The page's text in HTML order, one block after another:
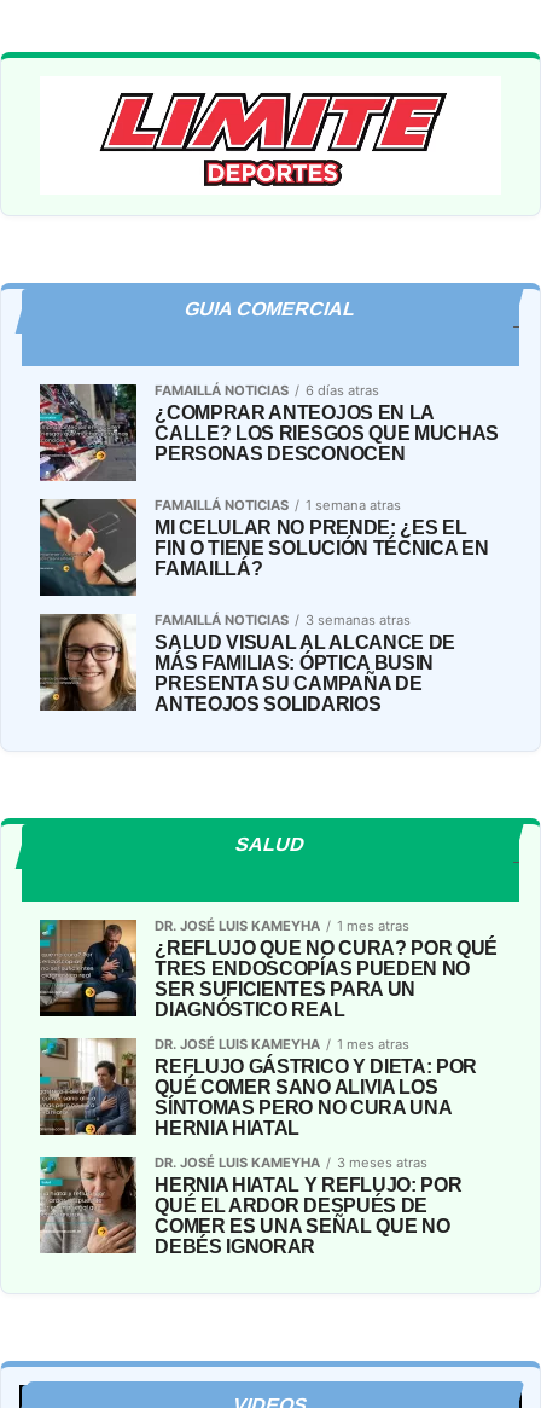
GUIA COMERCIAL
FAMAILLÁ NOTICIAS 6 días atras
¿COMPRAR ANTEOJOS EN LA
CALLE? LOS RIESGOS QUE MUCHAS
PERSONAS DESCONOCEN
FAMAILLÁ NOTICIAS 1 semana atras
MI CELULAR NO PRENDE: ¿ES EL
FIN O TIENE SOLUCIÓN TÉCNICA EN
FAMAILLÁ?
FAMAILLÁ NOTICIAS 3 semanas atras
SALUD VISUAL AL ALCANCE DE
MÁS FAMILIAS: ÓPTICA BUSIN
PRESENTA SU CAMPAÑA DE
ANTEOJOS SOLIDARIOS
SALUD
DR. JOSÉ LUIS KAMEYHA 1 mes atras
¿REFLUJO QUE NO CURA? POR QUÉ
TRES ENDOSCOPÍAS PUEDEN NO
SER SUFICIENTES PARA UN
DIAGNÓSTICO REAL
DR. JOSÉ LUIS KAMEYHA 1 mes atras
REFLUJO GÁSTRICO Y DIETA: POR
QUÉ COMER SANO ALIVIA LOS
SÍNTOMAS PERO NO CURA UNA
HERNIA HIATAL
DR. JOSÉ LUIS KAMEYHA 3 meses atras
​HERNIA HIATAL Y REFLUJO: POR
QUÉ EL ARDOR DESPUÉS DE
COMER ES UNA SEÑAL QUE NO
DEBÉS IGNORAR